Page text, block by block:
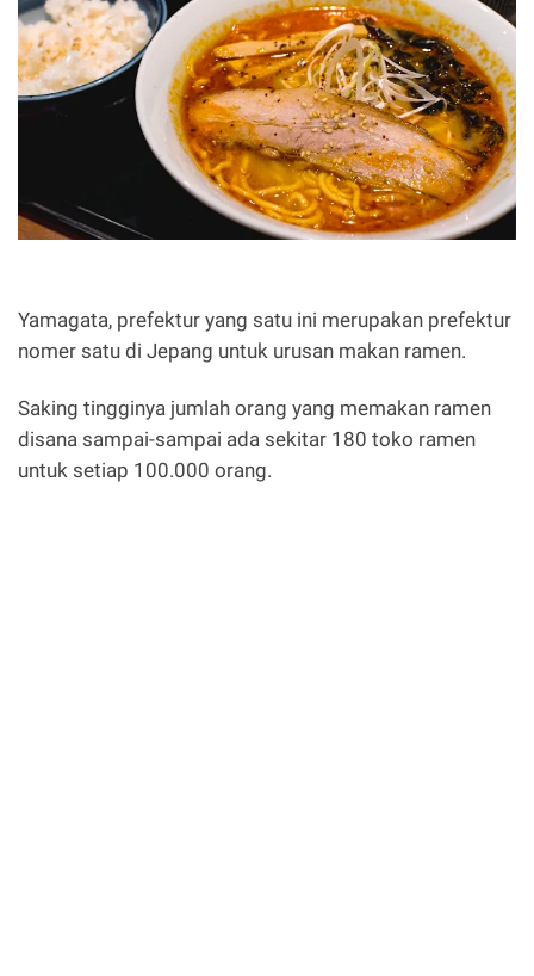
Yamagata, prefektur yang satu ini merupakan prefektur
nomer satu di Jepang untuk urusan makan ramen.
Saking tingginya jumlah orang yang memakan ramen
disana sampai-sampai ada sekitar 180 toko ramen
untuk setiap 100.000 orang.